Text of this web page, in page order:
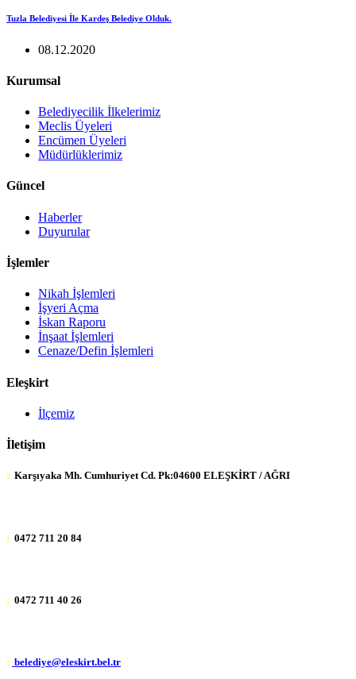
Tuzla Belediyesi İle Kardeş Belediye Olduk.
08.12.2020
Kurumsal
Belediyecilik İlkelerimiz
Meclis Üyeleri
Encümen Üyeleri
Müdürlüklerimiz
Güncel
Haberler
Duyurular
İşlemler
Nikah İşlemleri
İşyeri Açma
İskan Raporu
İnşaat İşlemleri
Cenaze/Defin İşlemleri
Eleşkirt
İlçemiz
İletişim
: Karşıyaka Mh. Cumhuriyet Cd. Pk:04600 ELEŞKİRT / AĞRI
: 0472 711 20 84
: 0472 711 40 26
: belediye@eleskirt.bel.tr